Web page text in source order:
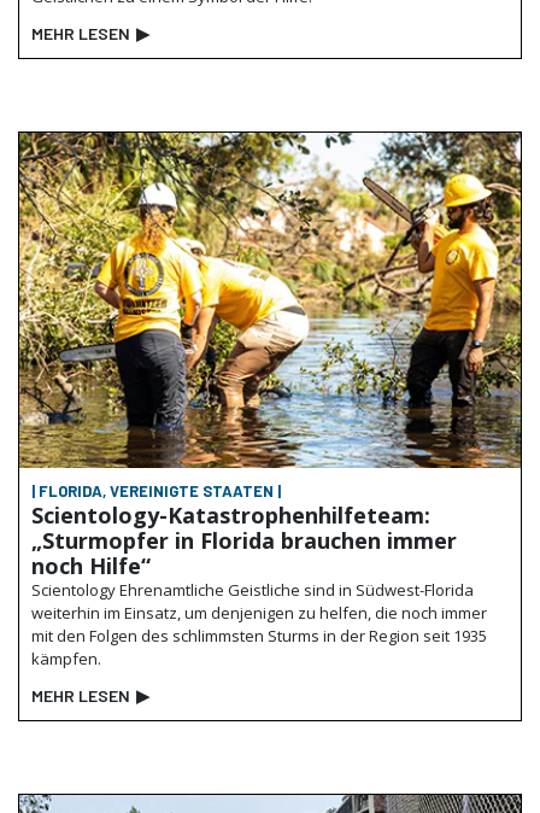
MEHR LESEN ▶
| FLORIDA, VEREINIGTE STAATEN |
Scientology-Katastrophenhilfeteam:
„Sturmopfer in Florida brauchen immer
noch Hilfe“
Scientology Ehrenamtliche Geistliche sind in Südwest-Florida
weiterhin im Einsatz, um denjenigen zu helfen, die noch immer
mit den Folgen des schlimmsten Sturms in der Region seit 1935
kämpfen.
MEHR LESEN ▶